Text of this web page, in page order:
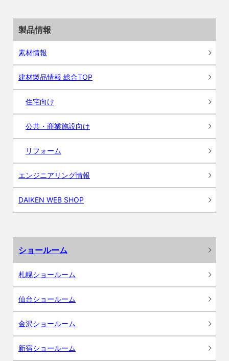
製品情報
素材情報
建材製品情報 総合TOP
住宅向け
公共・商業施設向け
リフォーム
エンジニアリング情報
DAIKEN WEB SHOP
ショールーム
札幌ショールーム
仙台ショールーム
金沢ショールーム
新宿ショールーム